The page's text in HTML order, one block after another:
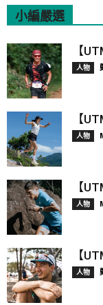
小編嚴選
【
人物
【
人物
【
人物
【
人物